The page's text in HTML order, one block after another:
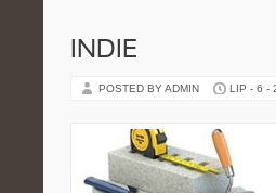
INDIE
POSTED BY ADMIN LIP - 6 -